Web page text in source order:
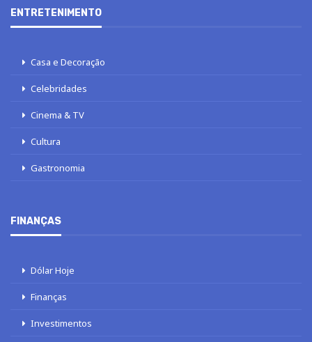
ENTRETENIMENTO
Casa e Decoração
Celebridades
Cinema & TV
Cultura
Gastronomia
FINANÇAS
Dólar Hoje
Finanças
Investimentos